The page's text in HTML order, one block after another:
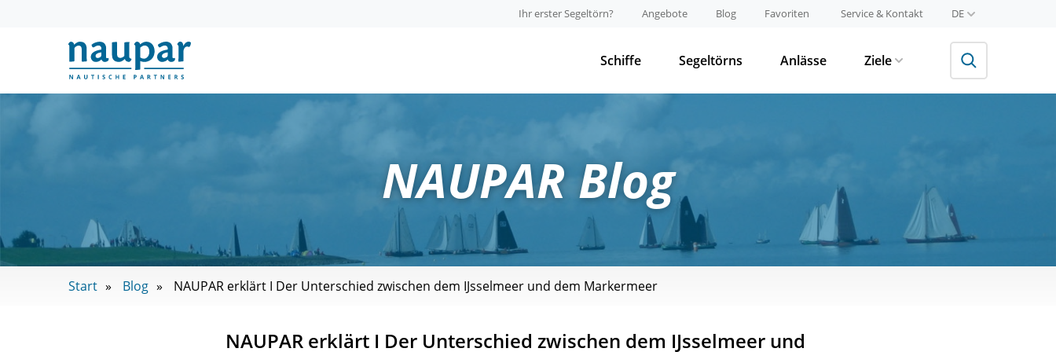
Ihr erster Segeltörn? Angebote Blog Favoriten Service & Kontakt DE
Schiffe Segeltörns Anlässe Ziele
NAUPAR Blog
Start Blog NAUPAR erklärt I Der Unterschied zwischen dem IJsselmeer und dem Markermeer
NAUPAR erklärt I Der Unterschied zwischen dem IJsselmeer und